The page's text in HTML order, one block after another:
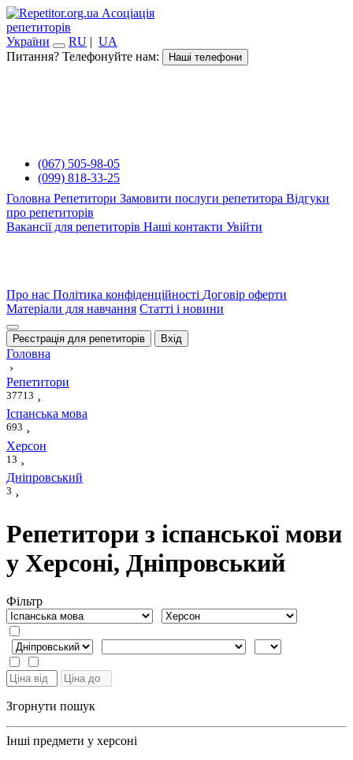
Асоціація
репетиторів
України
RU | UA
Питання? Телефонуйте нам:
Наші телефони
(067) 505-98-05
(099) 818-33-25
Головна Репетитори Замовити послуги репетитора Відгуки
про репетиторів
Вакансії для репетиторів Наші контакти Увійти
Про нас Політика конфіденційності Договір оферти
Матеріали для навчання Статті і новини
Реєстрація для репетиторів Вхід
Головна
›
Репетитори
37713 ›
Іспанська мова
693 ›
Херсон
13 ›
Дніпровський
3 ›
Репетитори з іспанської мови
у Херсоні, Дніпровський
Фiльтр
Згорнути пошук
Інші предмети у херсоні